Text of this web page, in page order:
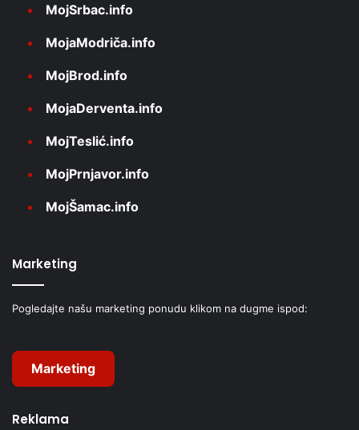
MojSrbac.info
MojaModriča.info
MojBrod.info
MojaDerventa.info
MojTeslić.info
MojPrnjavor.info
MojŠamac.info
Marketing
Pogledajte našu marketing ponudu klikom na dugme ispod:
Marketing
Reklama